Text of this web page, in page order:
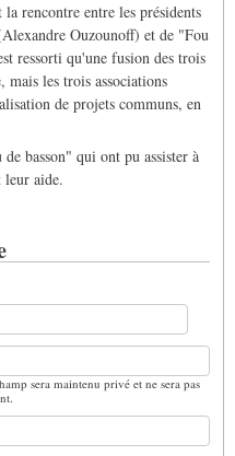
rencontre entre les présidents
Ouzounoff) et de "Fou
ressorti qu'une fusion des trois
mais les trois associations
de projets communs, en
basson" qui ont pu assister à
leur aide.
sera maintenu privé et ne sera pas